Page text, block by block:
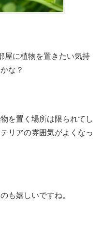
屋に植物を置きたい気持
な？
を置く場所は限られてし
リアの雰囲気がよくなっ
も嬉しいですね。